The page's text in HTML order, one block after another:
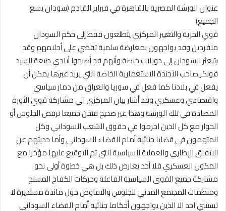
عنوان الورشة المصرية بالقاهرة في فبراير القادم (سودان يسع
الجميع)
قوي الحرية والتغيير المركزي يتطلعون فقط إلى حكم السودان
منفردين وقد يواجهون بمعارضة سلمية تقضي على أحلامهم وقد
يتبعثر السودان إلى دويلات خاصة وأنهم قد أصبحوا أيادي طيعة للسيد
فولكر صاحب الأجندة الاستعمارية الخاصة التي يريد عبرها يمكن أن
يفعل في بلادنا كما فعل في سوريا والعراق من دمار سياسي
واقتصادي وعسكري وقد أشار بيان المركزي الي مشاركة قوي الثورة
المضادة في تلك الورشة وهذا غير صحيح فنحن جميعا نرفض الجلوس أو
الحوار مع كل الذين اجرموا في حقوق الشعب السوداني وكل
المتهمون في قضايا جنائية أمام القضاء السوداني وأما حديثهم عن
الاتفاق الإطاري والعملية السياسية التي تم التوقيع عليها مؤخرا مع
المكون العسكري فلا أحد يعارض ذلك بل هي خطوة أولى نحو
مشاركة جميع القوى السياسية الفاعلة وحركات الكفاح المسلح
ومنظمات المجتمع المدني للجلوس والتفاوض حول مائدة مستديرة لا
تستثني احد الا الذين يواجهون أحكاما جنائية أمام القضاء السوداني